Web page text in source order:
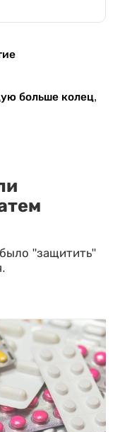
больше колец,
"защитить"